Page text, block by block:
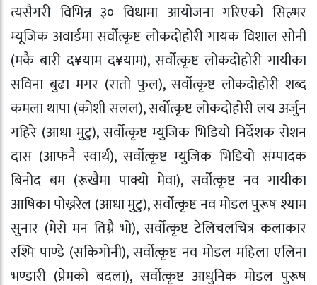
त्यसैगरी विभिन्न ३० विधामा आयोजना गरिएको सिल्भर
म्यूजिक अवार्डमा सर्वोत्कृष्ट लोकदोहोरी गायक विशाल सोनी
(मकै बारी द¥याम द¥याम), सर्वोत्कृष्ट लोकदोहोरी गायीका
सविना बुढा मगर (रातो फुल), सर्वोत्कृष्ट लोकदोहोरी शब्द
कमला थापा (कोशी सलल), सर्वोत्कृष्ट लोकदोहोरी लय अर्जुन
गहिरे (आधा मुटु), सर्वोत्कृष्ट म्युजिक भिडियो निर्देशक रोशन
दास (आफनै स्वार्थ), सर्वोत्कृष्ट म्युजिक भिडियो संम्पादक
बिनोद बम (रूखैमा पाक्यो मेवा), सर्वोत्कृष्ट नव गायीका
आषिका पोख्ररेल (आधा मुटु), सर्वोत्कृष्ट नव मोडल पुरूष श्याम
सुनार (मेरो मन तिम्रै भो), सर्वोत्कृष्ट टेलिचलचित्र कलाकार
रश्मि पाण्डे (सकिगोनी), सर्वोत्कृष्ट नव मोडल महिला एलिना
भण्डारी (प्रेमको बदला), सर्वोत्कृष्ट आधुनिक मोडल पुरूष